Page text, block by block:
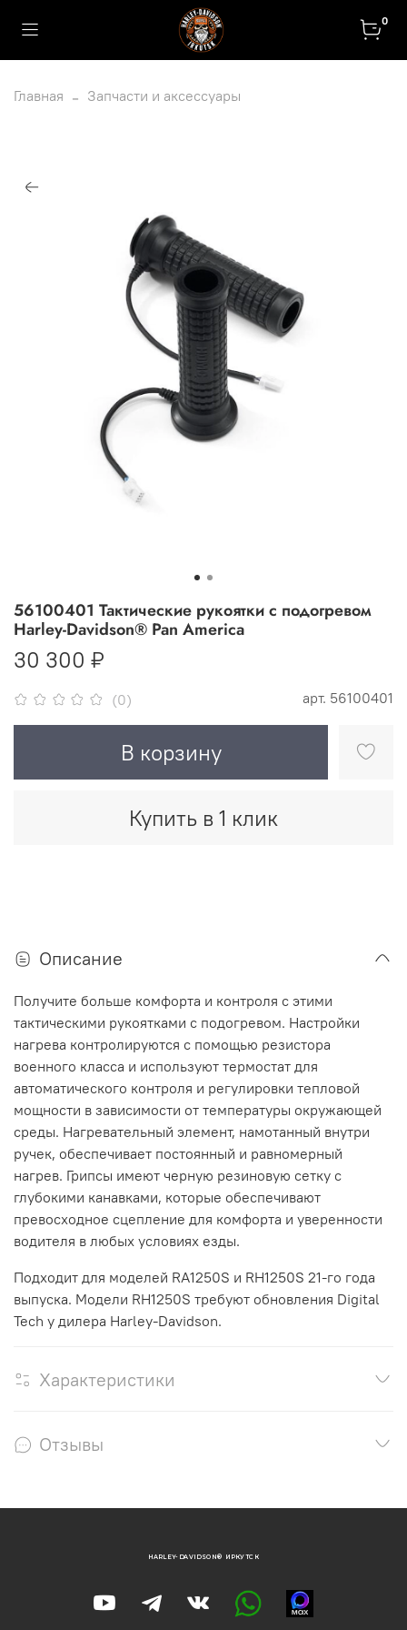
0
Главная Запчасти и аксессуары
(0) арт. 56100401
56100401 Тактические рукоятки с подогревом
Harley-Davidson® Pan America
30 300 ₽
В корзину
Купить в 1 клик
Описание
Получите больше комфорта и контроля с этими
тактическими рукоятками с подогревом. Настройки
нагрева контролируются с помощью резистора
военного класса и используют термостат для
автоматического контроля и регулировки тепловой
мощности в зависимости от температуры окружающей
среды. Нагревательный элемент, намотанный внутри
ручек, обеспечивает постоянный и равномерный
нагрев. Грипсы имеют черную резиновую сетку с
глубокими канавками, которые обеспечивают
превосходное сцепление для комфорта и уверенности
водителя в любых условиях езды.
Подходит для моделей RA1250S и RH1250S 21-го года
выпуска. Модели RH1250S требуют обновления Digital
Tech у дилера Harley-Davidson.
Характеристики
Отзывы
HARLEY-DAVIDSON® ИРКУТСК